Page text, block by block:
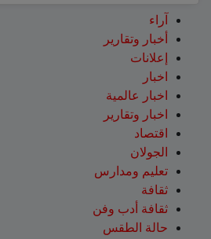
آراء
أخبار وتقارير
إعلانات
اخبار
اخبار عالمية
اخبار وتقارير
اقتصاد
الجولان
تعليم ومدارس
ثقافة
ثقافة أدب وفن
حالة الطقس